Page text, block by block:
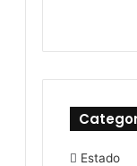
Estado